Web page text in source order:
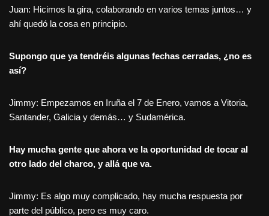
Juan: Hicimos la gira, colaborando en varios temas juntos… y
ahí quedó la cosa en principio.
Supongo que ya tendréis algunas fechas cerradas, ¿no es
así?
Jimmy: Empezamos en Iruña el 7 de Enero, vamos a Vitoria,
Santander, Galicia y demás… y Sudamérica.
Hay mucha gente que ahora ve la oportunidad de tocar al
otro lado del charco, y allá que va.
Jimmy: Es algo muy complicado, hay mucha respuesta por
parte del público, pero es muy caro.